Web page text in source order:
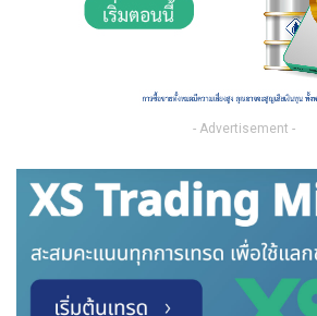
- Advertisement -